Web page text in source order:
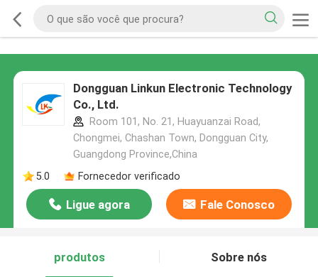
Dongguan Linkun Electronic Technology
Co., Ltd.
Room 101, No. 21, Huayuanzai Road,
Chongmei, Chashan Town, Dongguan City,
Guangdong Province,China
5.0
Fornecedor verificado
Ligue agora Fale Conosco
produtos Sobre nós